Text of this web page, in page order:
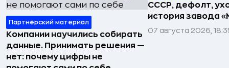
Партнёрский материал
Компании научились собирать
данные. Принимать решения —
нет: почему цифры не
СССР, дефолт,
история завода
07 августа 2026,